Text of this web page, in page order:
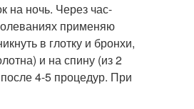
на ночь. Через час-
применяю
в глотку и бронхи,
и на спину (из 2
4-5 процедур. При